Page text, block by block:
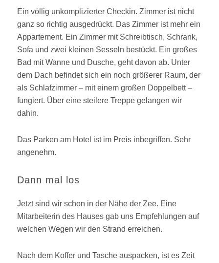
Ein völlig unkomplizierter Checkin. Zimmer ist nicht
ganz so richtig ausgedrückt. Das Zimmer ist mehr ein
Appartement. Ein Zimmer mit Schreibtisch, Schrank,
Sofa und zwei kleinen Sesseln bestückt. Ein großes
Bad mit Wanne und Dusche, geht davon ab. Unter
dem Dach befindet sich ein noch größerer Raum, der
als Schlafzimmer – mit einem großen Doppelbett –
fungiert. Über eine steilere Treppe gelangen wir
dahin.
Das Parken am Hotel ist im Preis inbegriffen. Sehr
angenehm.
Dann mal los
Jetzt sind wir schon in der Nähe der Zee. Eine
Mitarbeiterin des Hauses gab uns Empfehlungen auf
welchen Wegen wir den Strand erreichen.
Nach dem Koffer und Tasche auspacken, ist es Zeit